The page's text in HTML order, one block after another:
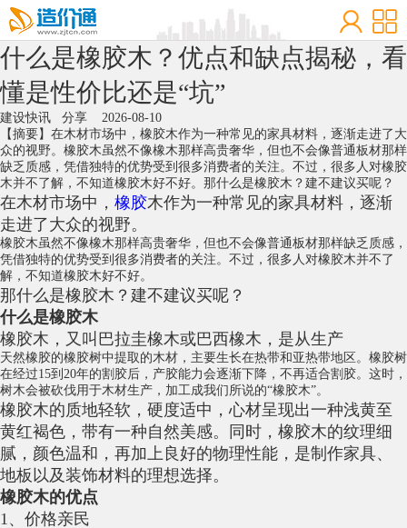
什么是橡胶木？优点和缺点揭秘，看
懂是性价比还是“坑”
建设快讯 分享 2026-08-10
【摘要】在木材市场中，橡胶木作为一种常见的家具材料，逐渐走进了大
众的视野。橡胶木虽然不像橡木那样高贵奢华，但也不会像普通板材那样
缺乏质感，凭借独特的优势受到很多消费者的关注。不过，很多人对橡胶
木并不了解，不知道橡胶木好不好。那什么是橡胶木？建不建议买呢？
在木材市场中， 橡胶木作为一种常见的家具材料，逐渐
走进了大众的视野。
橡胶木虽然不像橡木那样高贵奢华，但也不会像普通板材那样缺乏质感，
凭借独特的优势受到很多消费者的关注。不过，很多人对橡胶木并不了
解，不知道橡胶木好不好。
那什么是橡胶木？建不建议买呢？
什么是橡胶木
橡胶木，又叫巴拉圭橡木或巴西橡木，是从生产
天然橡胶的橡胶树中提取的木材，主要生长在热带和亚热带地区。橡胶树
在经过15到20年的割胶后，产胶能力会逐渐下降，不再适合割胶。这时，
树木会被砍伐用于木材生产，加工成我们所说的“橡胶木”。
橡胶木的质地轻软，硬度适中，心材呈现出一种浅黄至
黄红褐色，带有一种自然美感。同时，橡胶木的纹理细
腻，颜色温和，再加上良好的物理性能，是制作家具、
地板以及装饰材料的理想选择。
橡胶木的优点
1、价格亲民